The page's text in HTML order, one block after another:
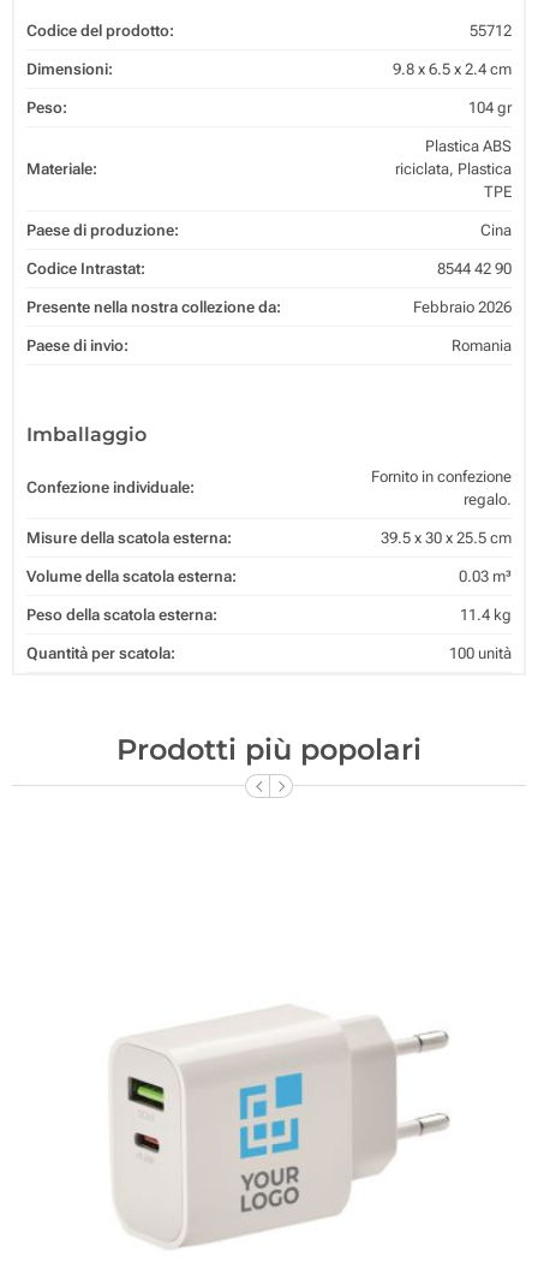
Codice del prodotto: 55712
Dimensioni: 9.8 x 6.5 x 2.4 cm
Peso: 104 gr
Materiale:
Plastica ABS
riciclata, Plastica
TPE
Paese di produzione: Cina
Codice Intrastat: 8544 42 90
Presente nella nostra collezione da: Febbraio 2026
Paese di invio: Romania
Imballaggio
Confezione individuale:
Fornito in confezione
regalo.
Misure della scatola esterna: 39.5 x 30 x 25.5 cm
Volume della scatola esterna: 0.03 m³
Peso della scatola esterna: 11.4 kg
Quantità per scatola: 100 unità
Prodotti più popolari